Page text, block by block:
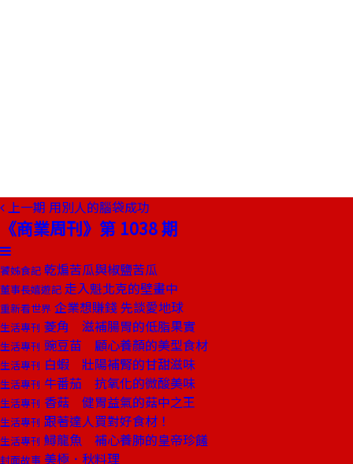
上一期 用別人的腦袋成功
《商業周刊》第 1038 期
饕姊食記 乾煸苦瓜與椒鹽苦瓜
董事長嬉遊記 走入魁北克的壁畫中
重新看世界 企業想賺錢 先談愛地球
生活專刊 菱角 滋補腸胃的低脂果實
生活專刊 豌豆苗 顧心養顏的美型食材
生活專刊 白蝦 壯陽補腎的甘甜滋味
生活專刊 牛番茄 抗氧化的微酸美味
生活專刊 香菇 健胃益氣的菇中之王
生活專刊 跟著達人買對好食材！
生活專刊 鱘龍魚 補心養肺的皇帝珍饈
封面故事 美極．秋料理